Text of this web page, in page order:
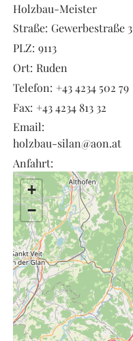
Holzbau-Meister
Straße: Gewerbestraße 3
PLZ: 9113
Ort: Ruden
Telefon: +43 4234 502 79
Fax: +43 4234 813 32
Email:
holzbau-silan@aon.at
Anfahrt:
+
−